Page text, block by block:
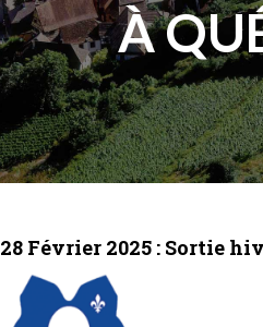
À
28 Février 2025 : Sortie